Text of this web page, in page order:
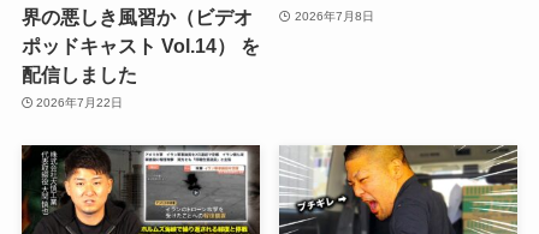
界の悪しき風習か（ビデオ
ポッドキャスト Vol.14） を
配信しました
2026年7月22日
2026年7月8日